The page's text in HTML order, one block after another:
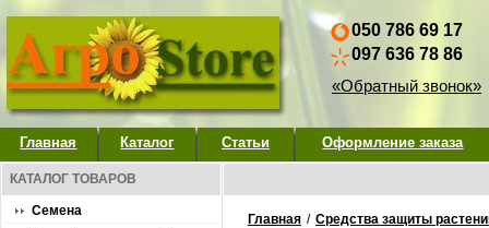
050 786 69 17
097 636 78 86
«Обратный звонок»
Главная Каталог Статьи Оформление заказа
КАТАЛОГ ТОВАРОВ
Семена
Главная / Средства защиты